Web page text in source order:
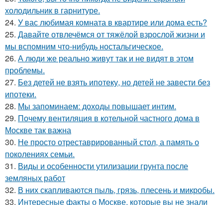
холодильник в гарнитуре.
24. У вас любимая комната в квартире или дома есть?
25. Давайте отвлечёмся от тяжёлой взрослой жизни и
мы вспомним что-нибудь ностальгическое.
26. А люди же реально живут так и не видят в этом
проблемы.
27. Без детей не взять ипотеку, но детей не завести без
ипотеки.
28. Мы запоминаем: доходы повышает интим.
29. Почему вентиляция в котельной частного дома в
Москве так важна
30. Не просто отреставрированный стол, а память о
поколениях семьи.
31. Виды и особенности утилизации грунта после
земляных работ
32. В них скапливаются пыль, грязь, плесень и микробы.
33. Интересные факты о Москве, которые вы не знали